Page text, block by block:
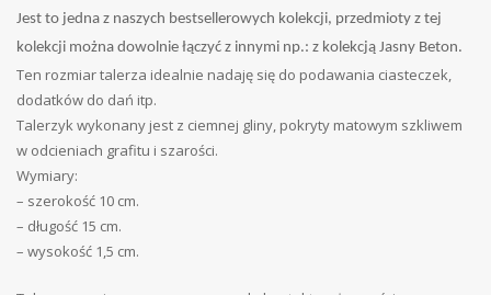
Jest to jedna z naszych bestsellerowych kolekcji, przedmioty z tej
kolekcji można dowolnie łączyć z innymi np.: z kolekcją Jasny Beton.
Ten rozmiar talerza idealnie nadaję się do podawania ciasteczek,
dodatków do dań itp.
Talerzyk wykonany jest z ciemnej gliny, pokryty matowym szkliwem
w odcieniach grafitu i szarości.
Wymiary:
– szerokość 10 cm.
– długość 15 cm.
– wysokość 1,5 cm.